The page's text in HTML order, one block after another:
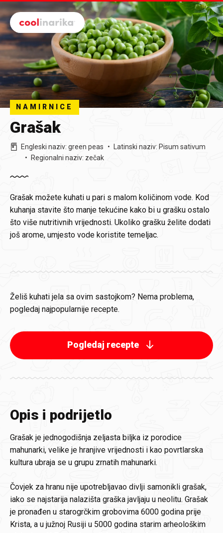
Preskoči na glavni sadržaj
NAMIRNICE
Grašak
Engleski naziv: green peas Latinski naziv: Pisum sativum
Regionalni naziv: zečak
Grašak možete kuhati u pari s malom količinom vode. Kod
kuhanja stavite što manje tekućine kako bi u grašku ostalo
što više nutritivnih vrijednosti. Ukoliko grašku želite dodati
još arome, umjesto vode koristite temeljac.
Želiš kuhati jela sa ovim sastojkom? Nema problema,
pogledaj najpopularnije recepte.
Pogledaj recepte
Opis i podrijetlo
Grašak je jednogodišnja zeljasta biljka iz porodice
mahunarki, velike je hranjive vrijednosti i kao povrtlarska
kultura ubraja se u grupu zrnatih mahunarki.
Čovjek za hranu nije upotrebljavao divlji samonikli grašak,
iako se najstarija nalazišta graška javljaju u neolitu. Grašak
je pronađen u starogrčkim grobovima 6000 godina prije
Krista, a u južnoj Rusiji u 5000 godina starim arheološkim